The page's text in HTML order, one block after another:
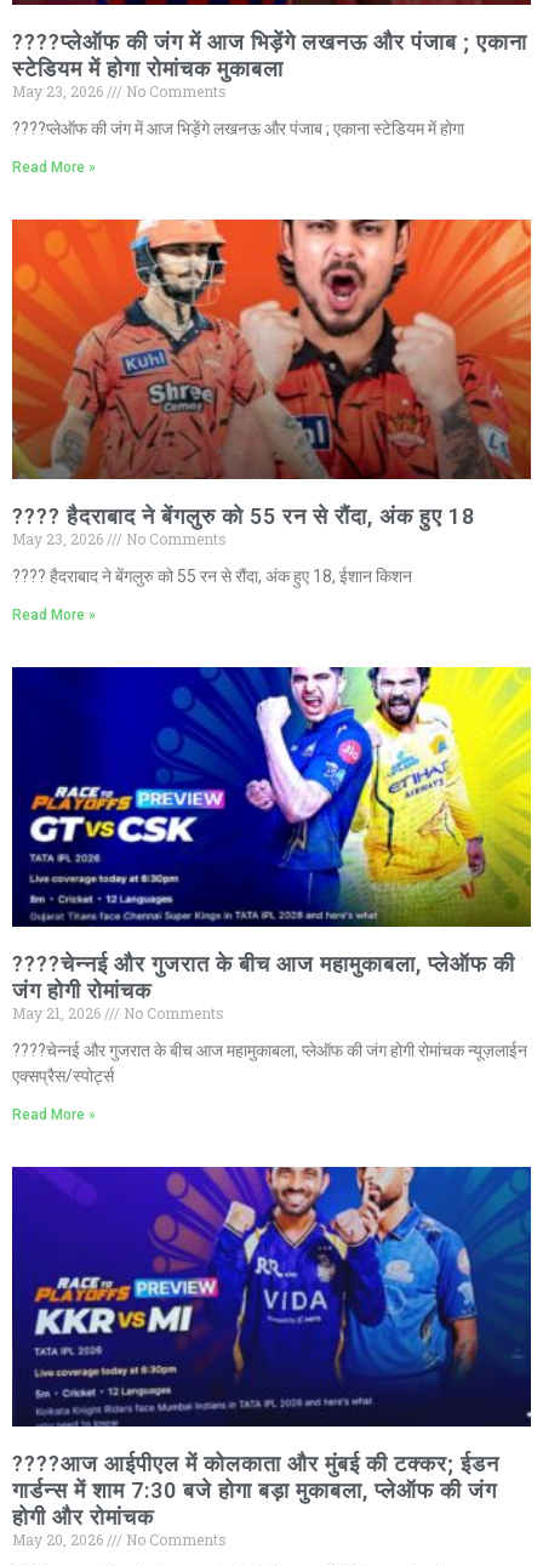
????प्लेऑफ की जंग में आज भिड़ेंगे लखनऊ और पंजाब ; एकाना
स्टेडियम में होगा रोमांचक मुकाबला
May 23, 2026
No Comments
????प्लेऑफ की जंग में आज भिड़ेंगे लखनऊ और पंजाब ; एकाना स्टेडियम में होगा
Read More »
???? हैदराबाद ने बेंगलुरु को 55 रन से रौंदा, अंक हुए 18
May 23, 2026
No Comments
???? हैदराबाद ने बेंगलुरु को 55 रन से रौंदा, अंक हुए 18, ईशान किशन
Read More »
????चेन्नई और गुजरात के बीच आज महामुकाबला, प्लेऑफ की
जंग होगी रोमांचक
May 21, 2026
No Comments
????चेन्नई और गुजरात के बीच आज महामुकाबला, प्लेऑफ की जंग होगी रोमांचक न्यूज़लाईन
एक्सप्रैस/स्पोर्ट्स
Read More »
????आज आईपीएल में कोलकाता और मुंबई की टक्कर; ईडन
गार्डन्स में शाम 7:30 बजे होगा बड़ा मुकाबला, प्लेऑफ की जंग
होगी और रोमांचक
May 20, 2026
No Comments